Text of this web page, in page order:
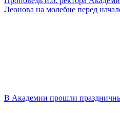
Леонова на молебне перед
В Академии прошли